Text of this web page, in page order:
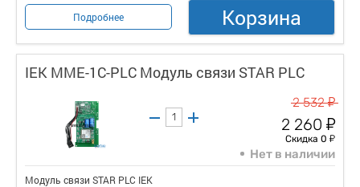
Подробнее Корзина
IEK MME-1C-PLC Модуль связи STAR PLC
2 532у
2 260 у
Скидка 0 у
Нет в наличии
Модуль связи STAR PLC IEK